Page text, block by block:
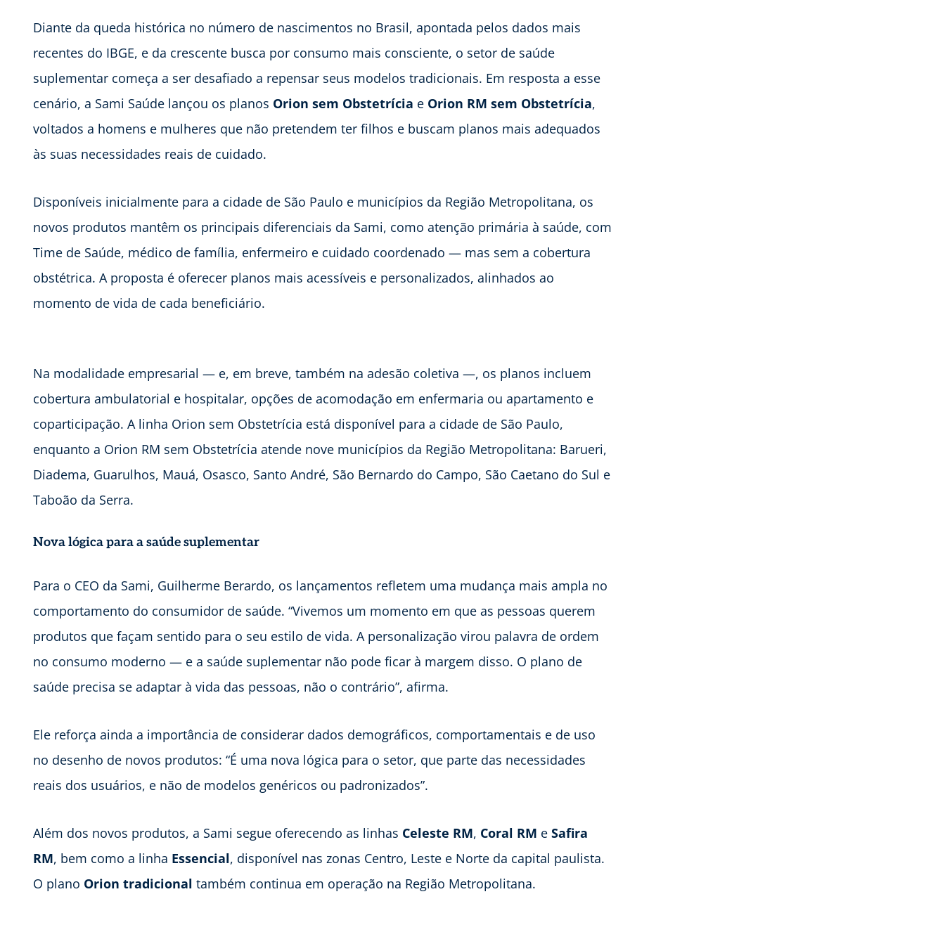
Diante da queda histórica no número de nascimentos no Brasil, apontada pelos dados mais
recentes do IBGE, e da crescente busca por consumo mais consciente, o setor de saúde
suplementar começa a ser desafiado a repensar seus modelos tradicionais. Em resposta a esse
cenário, a Sami Saúde lançou os planos Orion sem Obstetrícia e Orion RM sem Obstetrícia,
voltados a homens e mulheres que não pretendem ter filhos e buscam planos mais adequados
às suas necessidades reais de cuidado.
Disponíveis inicialmente para a cidade de São Paulo e municípios da Região Metropolitana, os
novos produtos mantêm os principais diferenciais da Sami, como atenção primária à saúde, com
Time de Saúde, médico de família, enfermeiro e cuidado coordenado — mas sem a cobertura
obstétrica. A proposta é oferecer planos mais acessíveis e personalizados, alinhados ao
momento de vida de cada beneficiário.
Na modalidade empresarial — e, em breve, também na adesão coletiva —, os planos incluem
cobertura ambulatorial e hospitalar, opções de acomodação em enfermaria ou apartamento e
coparticipação. A linha Orion sem Obstetrícia está disponível para a cidade de São Paulo,
enquanto a Orion RM sem Obstetrícia atende nove municípios da Região Metropolitana: Barueri,
Diadema, Guarulhos, Mauá, Osasco, Santo André, São Bernardo do Campo, São Caetano do Sul e
Taboão da Serra.
Nova lógica para a saúde suplementar
Para o CEO da Sami, Guilherme Berardo, os lançamentos refletem uma mudança mais ampla no
comportamento do consumidor de saúde. “Vivemos um momento em que as pessoas querem
produtos que façam sentido para o seu estilo de vida. A personalização virou palavra de ordem
no consumo moderno — e a saúde suplementar não pode ficar à margem disso. O plano de
saúde precisa se adaptar à vida das pessoas, não o contrário”, afirma.
Ele reforça ainda a importância de considerar dados demográficos, comportamentais e de uso
no desenho de novos produtos: “É uma nova lógica para o setor, que parte das necessidades
reais dos usuários, e não de modelos genéricos ou padronizados”.
Além dos novos produtos, a Sami segue oferecendo as linhas Celeste RM, Coral RM e Safira
RM, bem como a linha Essencial, disponível nas zonas Centro, Leste e Norte da capital paulista.
O plano Orion tradicional também continua em operação na Região Metropolitana.